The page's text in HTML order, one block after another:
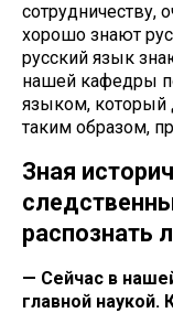
сотрудничеству,
хорошо знают
русский язык
нашей кафедры
языком, который
таким образом,
Зная
распознать
— Сейчас в
главной наукой.